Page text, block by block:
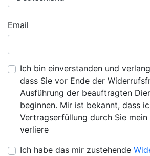
Email
Ich bin einverstanden und
dass Sie vor Ende der
Ausführung der beauftragten
beginnen. Mir ist bekannt, dass
Vertragserfüllung durch Sie
verliere
Ich habe das mir zustehende